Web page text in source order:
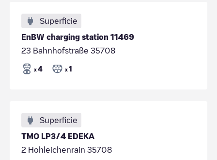
Superficie
EnBW charging station 11469
23 Bahnhofstraße 35708
x 4 x 1
Superficie
TMO LP3/4 EDEKA
2 Hohleichenrain 35708